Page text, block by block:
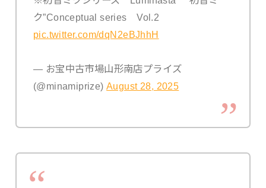
ク”Conceptual series Vol.2
pic.twitter.com/dqN2eBJhhH
— お宝中古市場山形南店プライズ
(@minamiprize)August 28, 2025